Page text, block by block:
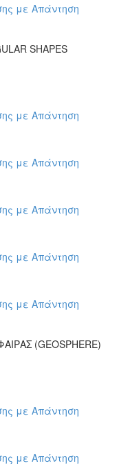
με Απάντηση
SHAPES
με Απάντηση
με Απάντηση
με Απάντηση
με Απάντηση
με Απάντηση
(GEOSPHERE)
με Απάντηση
με Απάντηση